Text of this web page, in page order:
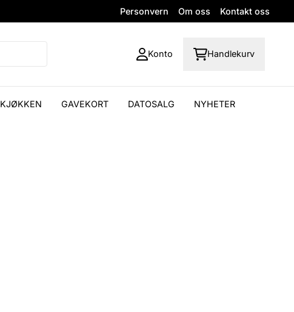
Personvern Om oss Kontakt oss
Konto Handlekurv
KJØKKEN GAVEKORT DATOSALG NYHETER